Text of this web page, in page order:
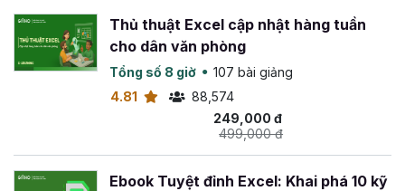
Thủ thuật Excel cập nhật hàng tuần
cho dân văn phòng
Tổng số 8 giờ
107 bài giảng
4.81
88,574
249,000 đ
499,000 đ
Ebook Tuyệt đỉnh Excel: Khai phá 10 kỹ